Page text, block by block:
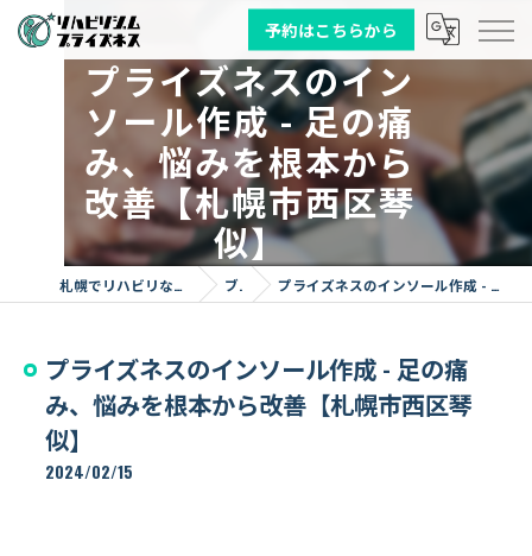
予約はこちらから
プライズネスのイン
ソール作成 - 足の痛
み、悩みを根本から
改善【札幌市西区琴
似】
札幌でリハビリならリハビリジム プライズネス ブログ プライズネスのインソール作成 - 足の痛み、悩みを根本から改善【札幌市西区琴似】
プライズネスのインソール作成 - 足の痛
み、悩みを根本から改善【札幌市西区琴
似】
2024/02/15